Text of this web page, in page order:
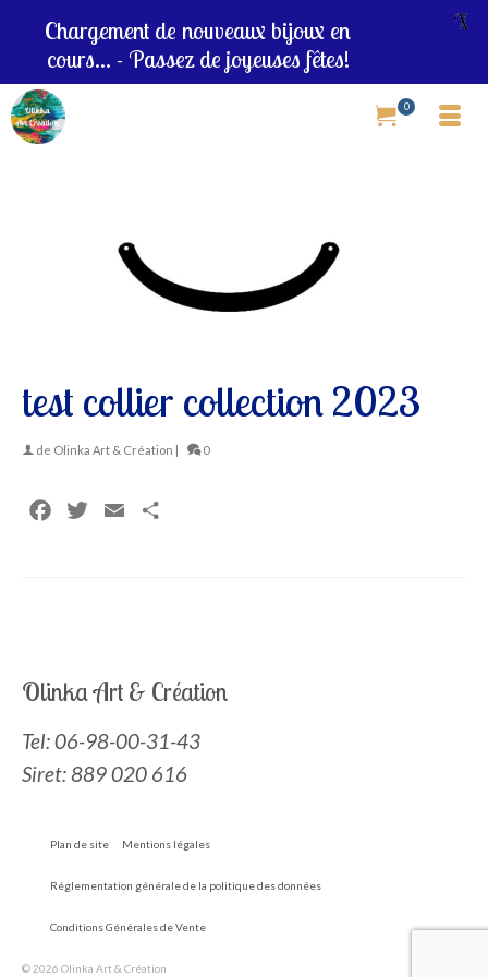
0
test collier collection 2023
de Olinka Art & Création 0
FacebookTwitterEmail
Olinka Art & Création
Tel:06-98-00-31-43
Siret: 889 020 616
Plan de site Mentions légales
Réglementation générale de la politique des données
Conditions Générales de Vente
© 2026 Olinka Art & Création
Chargement de nouveaux bijoux en
cours... - Passez de joyeuses fêtes!
X